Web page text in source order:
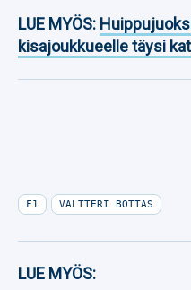
LUE MYÖS:
kisajoukkueelle täysi
F1 VALTTERI BOTTAS
LUE MYÖS: